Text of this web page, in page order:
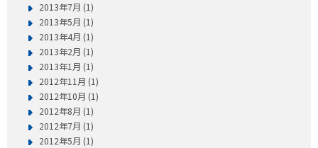
2013年7月 (1)
2013年5月 (1)
2013年4月 (1)
2013年2月 (1)
2013年1月 (1)
2012年11月 (1)
2012年10月 (1)
2012年8月 (1)
2012年7月 (1)
2012年5月 (1)